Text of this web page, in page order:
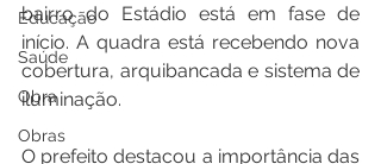
Educação
Saúde
Obra
Obras
bairro do Estádio está em fase de
início. A quadra está recebendo nova
cobertura, arquibancada e sistema de
iluminação.
O prefeito destacou a importância das